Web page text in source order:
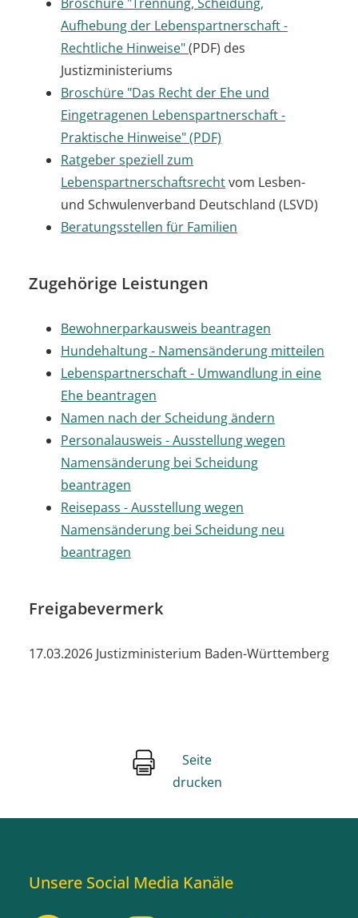
Aufhebung der Lebenspartnerschaft -
Rechtliche Hinweise"(PDF) des
Justizministeriums
Broschüre "Das Recht der Ehe und
Eingetragenen Lebenspartnerschaft -
Praktische Hinweise" (PDF)
Ratgeber speziell zum
Lebenspartnerschaftsrechtvom Lesben-
und Schwulenverband Deutschland (LSVD)
Beratungsstellen für Familien
Zugehörige Leistungen
Bewohnerparkausweis beantragen
Hundehaltung - Namensänderung mitteilen
Lebenspartnerschaft - Umwandlung in eine
Ehe beantragen
Namen nach der Scheidung ändern
Personalausweis - Ausstellung wegen
Namensänderung bei Scheidung
beantragen
Reisepass - Ausstellung wegen
Namensänderung bei Scheidung neu
beantragen
Freigabevermerk
17.03.2026 Justizministerium Baden-Württemberg
Seite
drucken
Unsere Social Media Kanäle